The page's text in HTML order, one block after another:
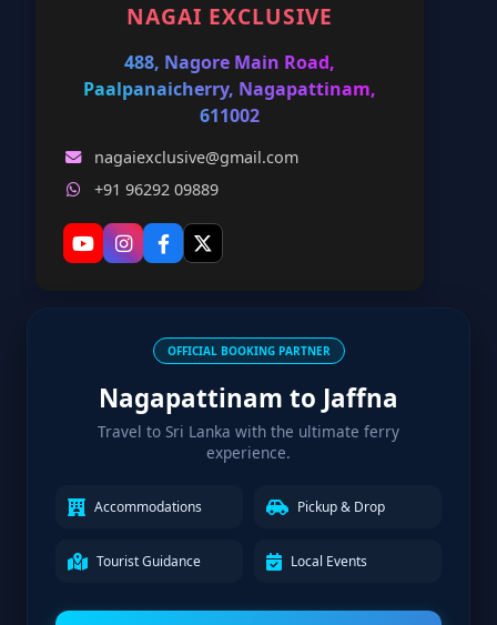
NAGAI EXCLUSIVE
488, Nagore Main Road,
Paalpanaicherry, Nagapattinam,
611002
nagaiexclusive@gmail.com
+91 96292 09889
OFFICIAL BOOKING PARTNER
Nagapattinam to Jaffna
Travel to Sri Lanka with the ultimate ferry
experience.
Accommodations Pickup & Drop
Tourist Guidance Local Events